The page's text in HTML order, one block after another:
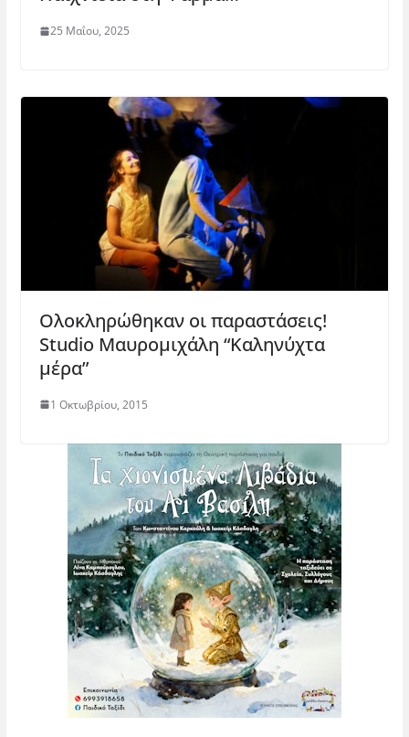
25 Μαΐου, 2025
Ολοκληρώθηκαν οι παραστάσεις!
Studio Mαυρομιχάλη “Καληνύχτα
μέρα”
1 Οκτωβρίου, 2015